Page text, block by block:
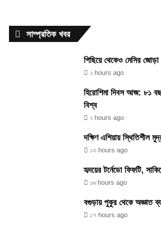
সাম্প্রতিক খবর
পিছিয়ে থেকেও মেসির জোড়া
২ hours ago
হিরোশিমা দিবস আজ: ৮১
বিশ্ব
২ hours ago
দক্ষিণ এশিয়ায় স্থিতিশীল
১৩ hours ago
হৃদয়ের টর্নেডো ফিফটি,
১৬ hours ago
বগুড়ায় পুকুর থেকে অজ্ঞাত
১৭ hours ago